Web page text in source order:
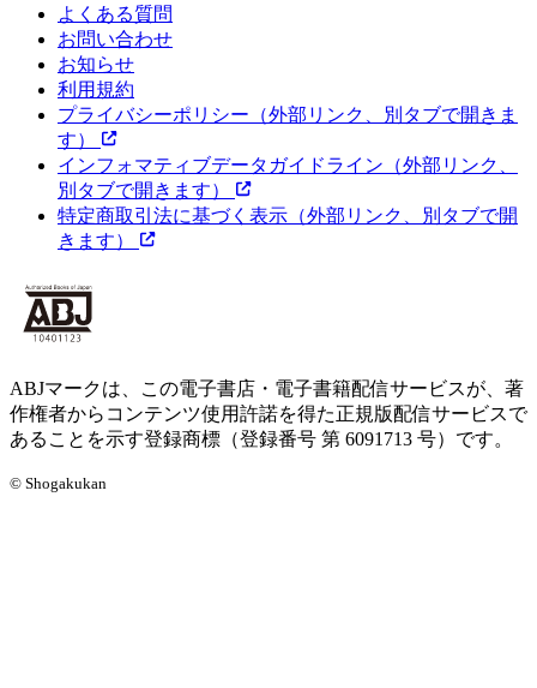
よくある質問
お問い合わせ
お知らせ
利用規約
プライバシーポリシー （外部リンク、別タブで開きま
す）
インフォマティブデータガイドライン （外部リンク、
別タブで開きます）
特定商取引法に基づく表示 （外部リンク、別タブで開
きます）
ABJマークは、この電子書店・電子書籍配信サービスが、著
作権者からコンテンツ使用許諾を得た正規版配信サービスで
あることを示す登録商標（登録番号 第 6091713 号）です。
© Shogakukan